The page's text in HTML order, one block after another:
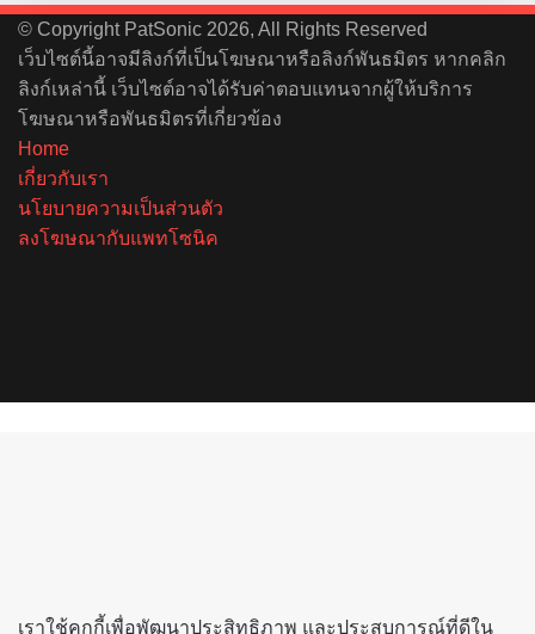
© Copyright PatSonic 2026, All Rights Reserved
เว็บไซต์นี้อาจมีลิงก์ที่เป็นโฆษณาหรือลิงก์พันธมิตร หากคลิก
ลิงก์เหล่านี้ เว็บไซต์อาจได้รับค่าตอบแทนจากผู้ให้บริการ
โฆษณาหรือพันธมิตรที่เกี่ยวข้อง
Home
เกี่ยวกับเรา
นโยบายความเป็นส่วนตัว
ลงโฆษณากับแพทโซนิค
เราใช้คุกกี้เพื่อพัฒนาประสิทธิภาพ และประสบการณ์ที่ดีใน